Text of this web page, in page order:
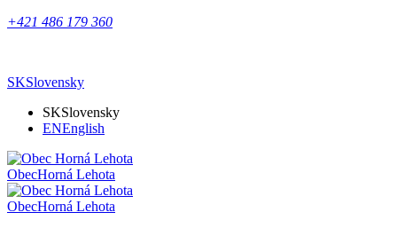
+421 486 179 360
SKSlovensky
SKSlovensky
ENEnglish
ObecHorná Lehota
ObecHorná Lehota